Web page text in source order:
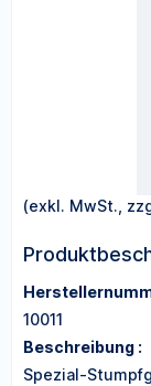
(exkl. MwSt.,
10011
Beschreibung :
Spezial-